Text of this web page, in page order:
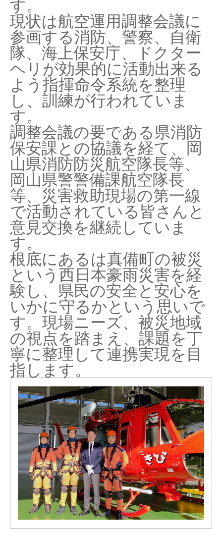
す。
現状は航空運用調整会議に
参画する消防、警察、自衛
隊、海上保安庁、ドクター
ヘリが効果的に活動出来る
よう指揮命令系統を整理
し、訓練が行われていま
す。
調整会議の要である県消防
保安課との協議を経て、岡
山県消防防災航空隊長等、
岡山県警警備課航空隊長
等、災害救助現場の第一線
で活動されている皆さんと
意見交換を継続していま
す。
根底にあるは真備町の被災
という西日本豪雨災害を経
験し、県民の安全と安心を
いかに守るかという思いで
す。現場ニーズ、被災地域
の視点を踏まえ、課題を丁
寧に整理して連携実現を目
指します。